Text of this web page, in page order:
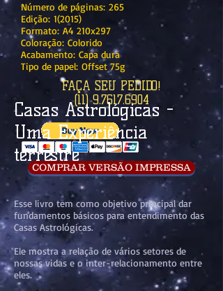
Número de páginas: 265
Edição: 1(2015)
Formato: A4 210x297
Coloração: Colorido
Acabamento: Capa dura
Tipo de papel: Offset 75g
FAÇA SEU PEDIDO!
(11) 9.7617.6904
COMPRAR VERSÃO IMPRESSA
Casas Astrológicas -
Uma Experiência
terrestre
Esse livro tem como objetivo principal dar
fundamentos básicos para entendimento das
Casas Astrológicas.
Ele mostra a relação de vários setores de
nossas vidas e o inter-relacionamento entre
eles.